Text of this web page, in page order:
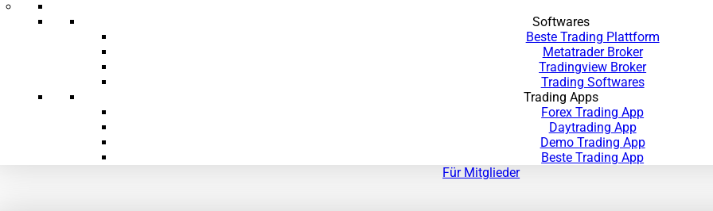
Softwares
Beste Trading Plattform
Metatrader Broker
Tradingview Broker
Trading Softwares
Trading Apps
Forex Trading App
Daytrading App
Demo Trading App
Beste Trading App
Für Mitglieder